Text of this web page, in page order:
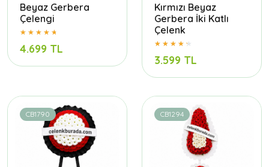
Beyaz Gerbera
Çelengi
4.699 TL
Kırmızı Beyaz
Gerbera İki Katlı
Çelenk
3.599 TL
CB1790 CB1294